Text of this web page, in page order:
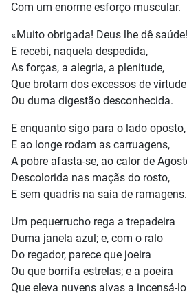
Com um enorme esforço muscular.
«Muito obrigada! Deus lhe dê
E recebi, naquela despedida,
As forças, a alegria, a plenitude,
Que brotam dos excessos de virtude
Ou duma digestão desconhecida.
E enquanto sigo para o lado oposto,
E ao longe rodam as carruagens,
A pobre afasta-se, ao calor de
Descolorida nas maçãs do rosto,
E sem quadris na saia de ramagens.
Um pequerrucho rega a trepadeira
Duma janela azul; e, com o ralo
Do regador, parece que joeira
Ou que borrifa estrelas; e a poeira
Que eleva nuvens alvas a incensá-